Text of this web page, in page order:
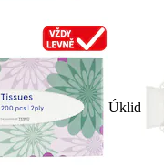
Úklid